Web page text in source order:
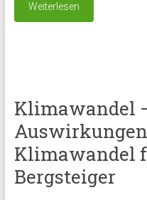
Weiterlesen
Klimawandel
Klimawandel
Bergsteiger